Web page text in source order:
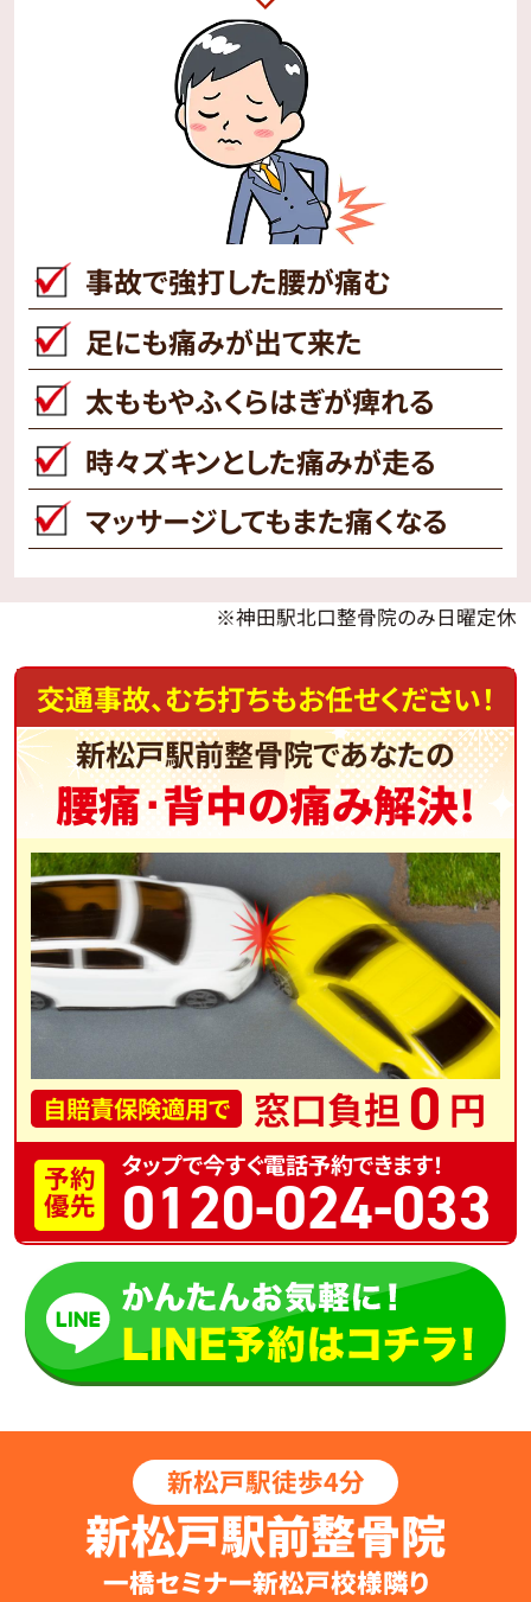
事故で強打した腰が痛む
足にも痛みが出て来た
太ももやふくらはぎが痺れる
時々ズキンとした痛みが走る
マッサージしてもまた痛くなる
※神田駅北口整骨院のみ日曜定休
交通事故、むち打ちもお任せください！
新松戸駅前整骨院であなたの
腰痛･背中の痛み解決!
自賠責保険適用で 窓口負担 0 円
予約
優先 0120-024-033
タップで今すぐ電話予約できます！
新松戸駅徒歩4分
新松戸駅前整骨院
一橋セミナー新松戸校様隣り